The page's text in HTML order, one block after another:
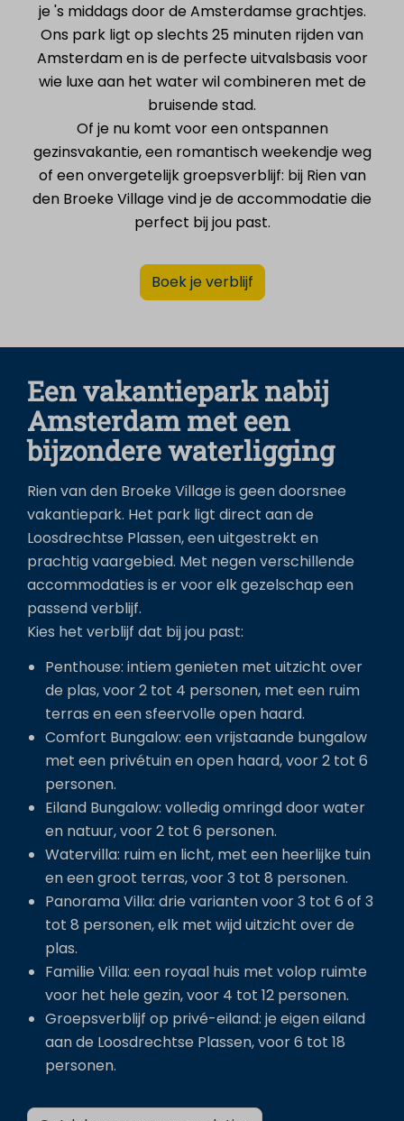
je 's middags door de Amsterdamse grachtjes.
Ons park ligt op slechts 25 minuten rijden van
Amsterdam en is de perfecte uitvalsbasis voor
wie luxe aan het water wil combineren met de
bruisende stad.
Of je nu komt voor een ontspannen
gezinsvakantie, een romantisch weekendje weg
of een onvergetelijk groepsverblijf: bij Rien van
den Broeke Village vind je de accommodatie die
perfect bij jou past.
Boek je verblijf
Een vakantiepark nabij
Amsterdam met een
bijzondere waterligging
Rien van den Broeke Village is geen doorsnee
vakantiepark. Het park ligt direct aan de
Loosdrechtse Plassen, een uitgestrekt en
prachtig vaargebied. Met negen verschillende
accommodaties is er voor elk gezelschap een
passend verblijf.
Kies het verblijf dat bij jou past:
Penthouse: intiem genieten met uitzicht over
de plas, voor 2 tot 4 personen, met een ruim
terras en een sfeervolle open haard.
Comfort Bungalow: een vrijstaande bungalow
met een privétuin en open haard, voor 2 tot 6
personen.
Eiland Bungalow: volledig omringd door water
en natuur, voor 2 tot 6 personen.
Watervilla: ruim en licht, met een heerlijke tuin
en een groot terras, voor 3 tot 8 personen.
Panorama Villa: drie varianten voor 3 tot 6 of 3
tot 8 personen, elk met wijd uitzicht over de
plas.
Familie Villa: een royaal huis met volop ruimte
voor het hele gezin, voor 4 tot 12 personen.
Groepsverblijf op privé-eiland: je eigen eiland
aan de Loosdrechtse Plassen, voor 6 tot 18
personen.